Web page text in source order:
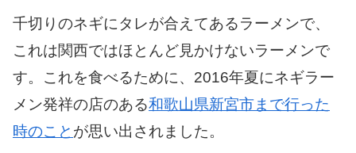
千切りのネギにタレが合えてあるラーメンで、
これは関西ではほとんど見かけないラーメンで
す。これを食べるために、2016年夏にネギラー
メン発祥の店のある和歌山県新宮市まで行った
時のこと が思い出されました。